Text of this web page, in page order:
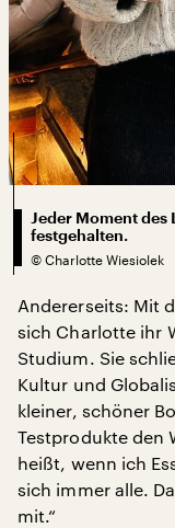
Jeder Moment
festgehalten.
© Charlotte Wiesiolek
Andererseits: Mit
sich Charlotte ihr
Studium. Sie
Kultur und
kleiner, schöner
Testprodukte den
heißt, wenn ich
sich immer alle.
mit.“